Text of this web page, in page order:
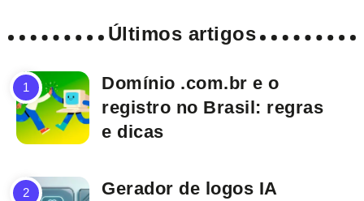
Últimos artigos
Domínio .com.br e o
registro no Brasil: regras
e dicas
Gerador de logos IA